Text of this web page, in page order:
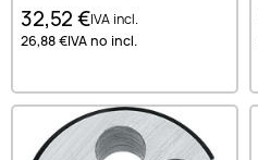
32,52 €IVA incl.
26,88 €IVA no incl.